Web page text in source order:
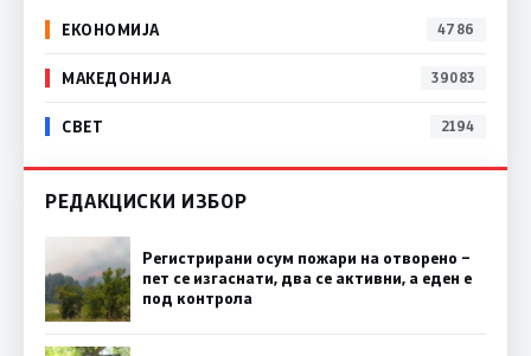
ЕКОНОМИЈА 4786
МАКЕДОНИЈА 39083
СВЕТ 2194
РЕДАКЦИСКИ ИЗБОР
Регистрирани осум пожари на отворено –
пет се изгаснати, два се активни, а еден е
под контрола